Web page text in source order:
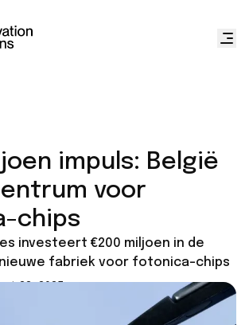
impuls: België
voor
chips
investeert €200 miljoen in de
fabriek voor fotonica-chips